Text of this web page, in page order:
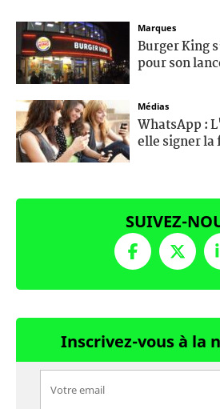
Marques
Burger King
pour son
Médias
WhatsApp :
elle signer la
SUIVEZ-
Inscrivez-vous à la